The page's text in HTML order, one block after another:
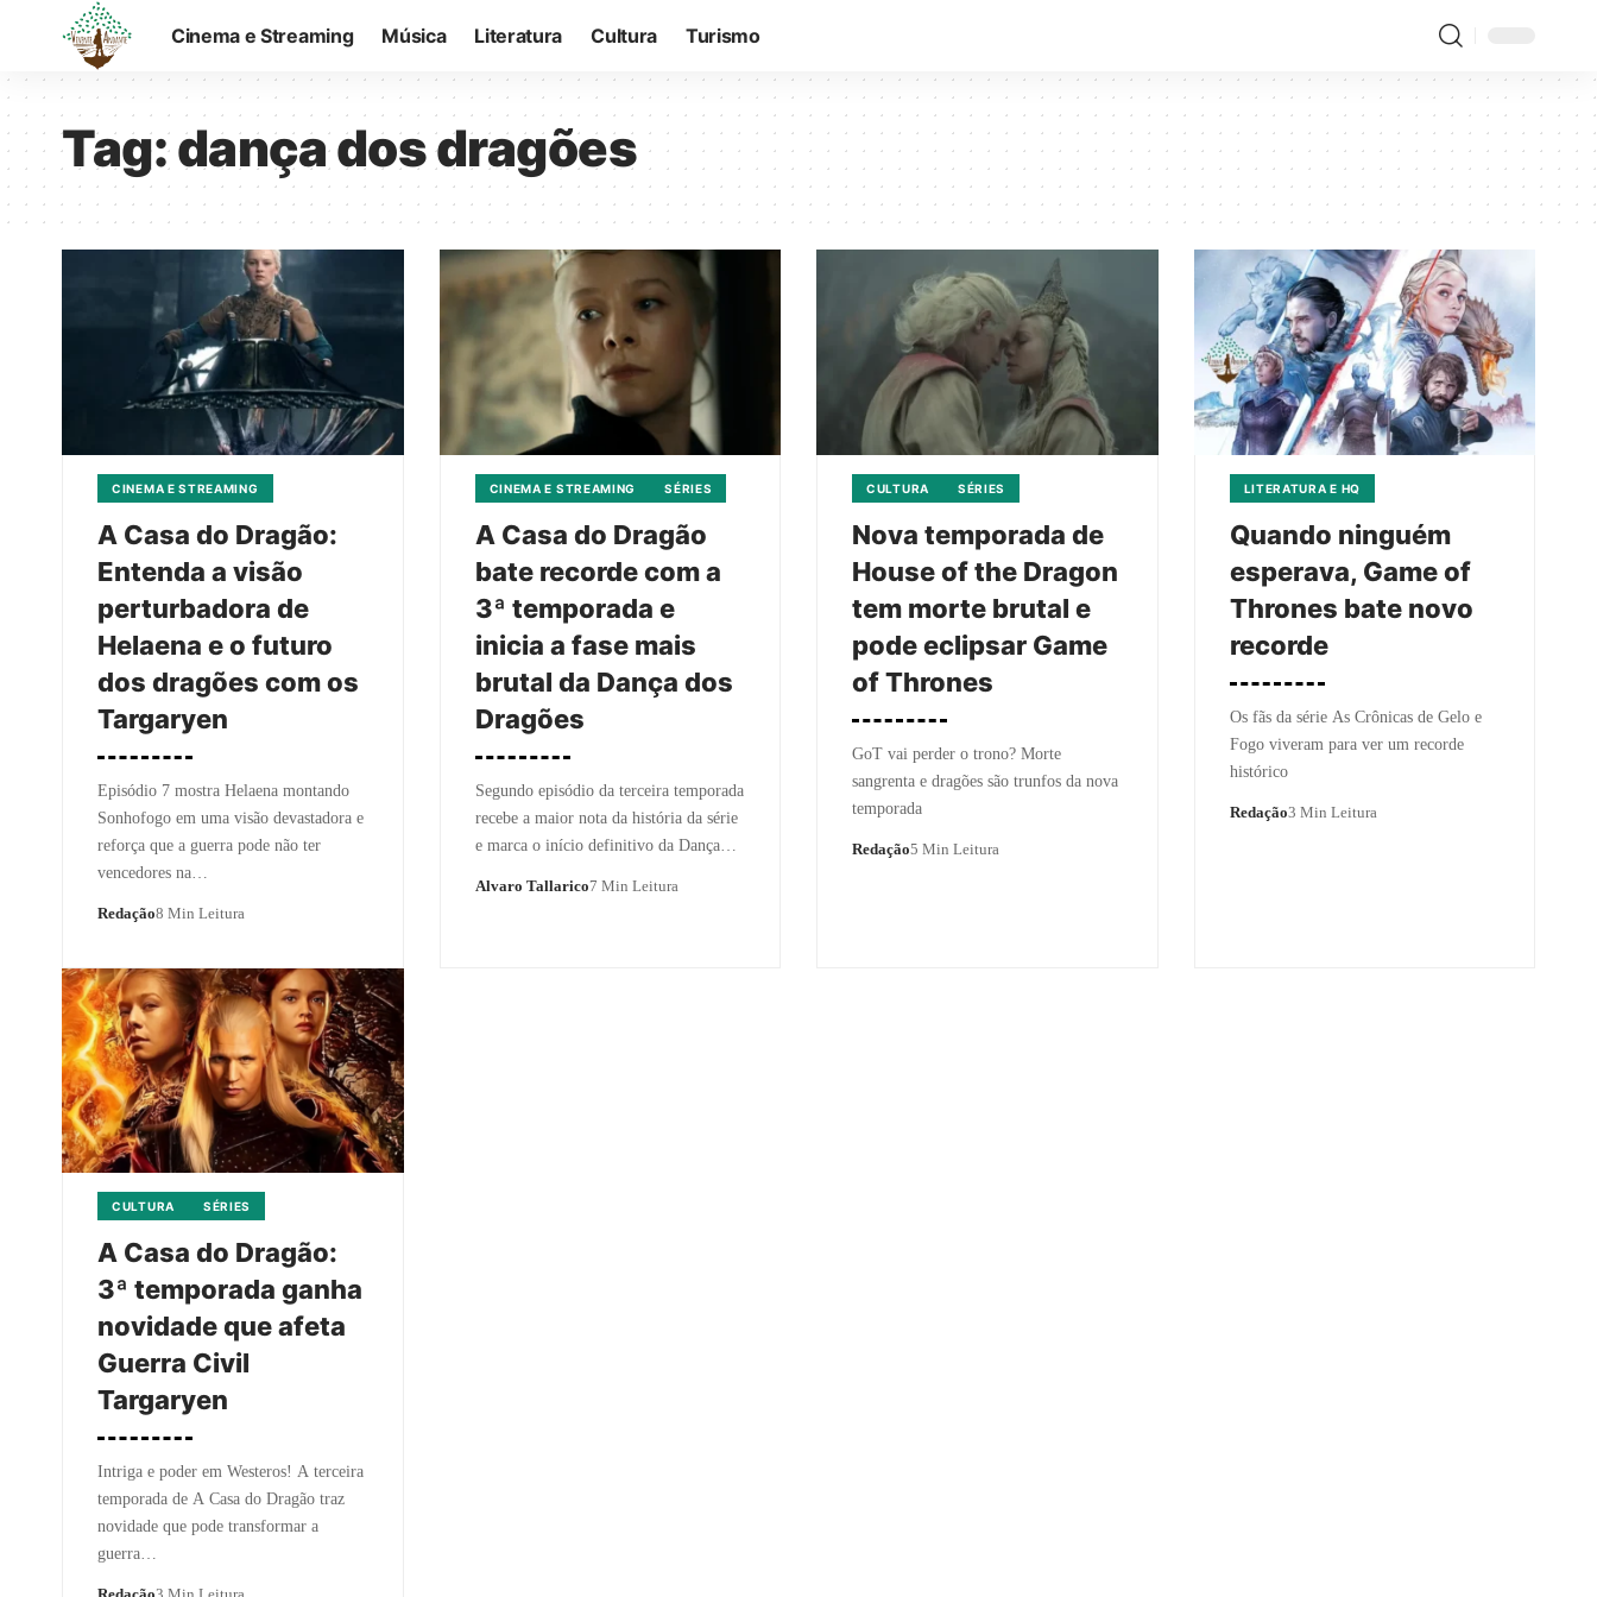
Cinema e Streaming Música Literatura Cultura Turismo
Tag:dança dos dragões
CINEMA E STREAMING
A Casa do Dragão:
Entenda a visão
perturbadora de
Helaena e o futuro
dos dragões com os
Targaryen
Episódio 7 mostra Helaena montando
Sonhofogo em uma visão devastadora e
reforça que a guerra pode não ter
vencedores na…
Redação8 Min Leitura
CINEMA E STREAMING SÉRIES
A Casa do Dragão
bate recorde com a
3ª temporada e
inicia a fase mais
brutal da Dança dos
Dragões
Segundo episódio da terceira temporada
recebe a maior nota da história da série
e marca o início definitivo da Dança…
Alvaro Tallarico7 Min Leitura
CULTURA SÉRIES
Nova temporada de
House of the Dragon
tem morte brutal e
pode eclipsar Game
of Thrones
GoT vai perder o trono? Morte
sangrenta e dragões são trunfos da nova
temporada
Redação5 Min Leitura
LITERATURA E HQ
Quando ninguém
esperava, Game of
Thrones bate novo
recorde
Os fãs da série As Crônicas de Gelo e
Fogo viveram para ver um recorde
histórico
Redação3 Min Leitura
CULTURA SÉRIES
A Casa do Dragão:
3ª temporada ganha
novidade que afeta
Guerra Civil
Targaryen
Intriga e poder em Westeros! A terceira
temporada de A Casa do Dragão traz
novidade que pode transformar a
guerra…